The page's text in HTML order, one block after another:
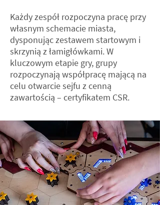
Każdy zespół rozpoczyna pracę przy
własnym schemacie miasta,
dysponując zestawem startowym i
skrzynią z łamigłówkami. W
kluczowym etapie gry, grupy
rozpoczynają współpracę mającą na
celu otwarcie sejfu z cenną
zawartością – certyfikatem CSR.